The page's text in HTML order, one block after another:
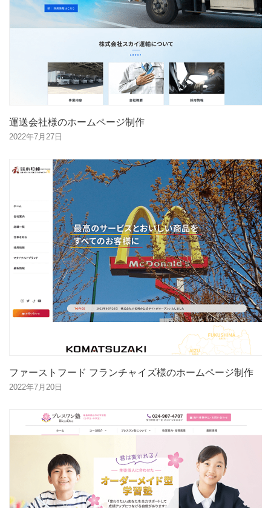
運送会社様のホームページ制作
2022年7月27日
ファーストフード フランチャイズ様のホームページ制作
2022年7月20日